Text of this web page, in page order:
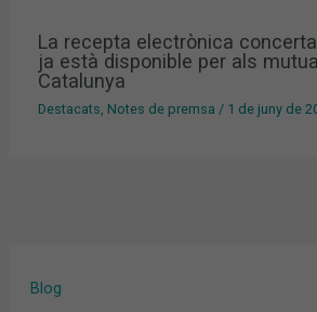
Blog
La recepta electrònica
ja està disponible per als
Catalunya
Destacats Notes de premsa / 1 de juny de